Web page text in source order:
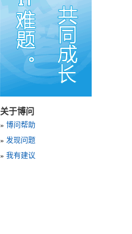
关于博问
» 博问帮助
» 发现问题
» 我有建议